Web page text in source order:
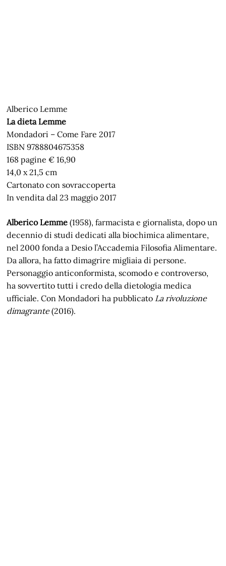
Alberico Lemme
La dieta Lemme
Mondadori – Come Fare 2017
ISBN 9788804675358
168 pagine € 16,90
14,0 x 21,5 cm
Cartonato con sovraccoperta
In vendita dal 23 maggio 2017
Alberico Lemme (1958), farmacista e giornalista, dopo un
decennio di studi dedicati alla biochimica alimentare,
nel 2000 fonda a Desio l’Accademia Filosofia Alimentare.
Da allora, ha fatto dimagrire migliaia di persone.
Personaggio anticonformista, scomodo e controverso,
ha sovvertito tutti i credo della dietologia medica
ufficiale. Con Mondadori ha pubblicato La rivoluzione
dimagrante(2016).